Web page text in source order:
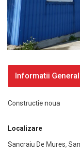
Informatii
Constructie noua
Localizare
Sancraiu De Mures,